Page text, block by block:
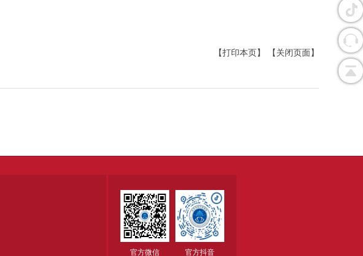
【打印本页】 【关闭页面】
官方微信 官方抖音